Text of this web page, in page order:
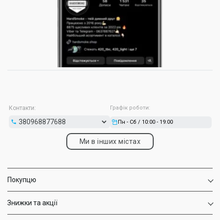
Контакти: Графік роботи:
Пн - Сб / 10:00 - 19:00
Ми в інших містах
Покупцю
Знижки та акції